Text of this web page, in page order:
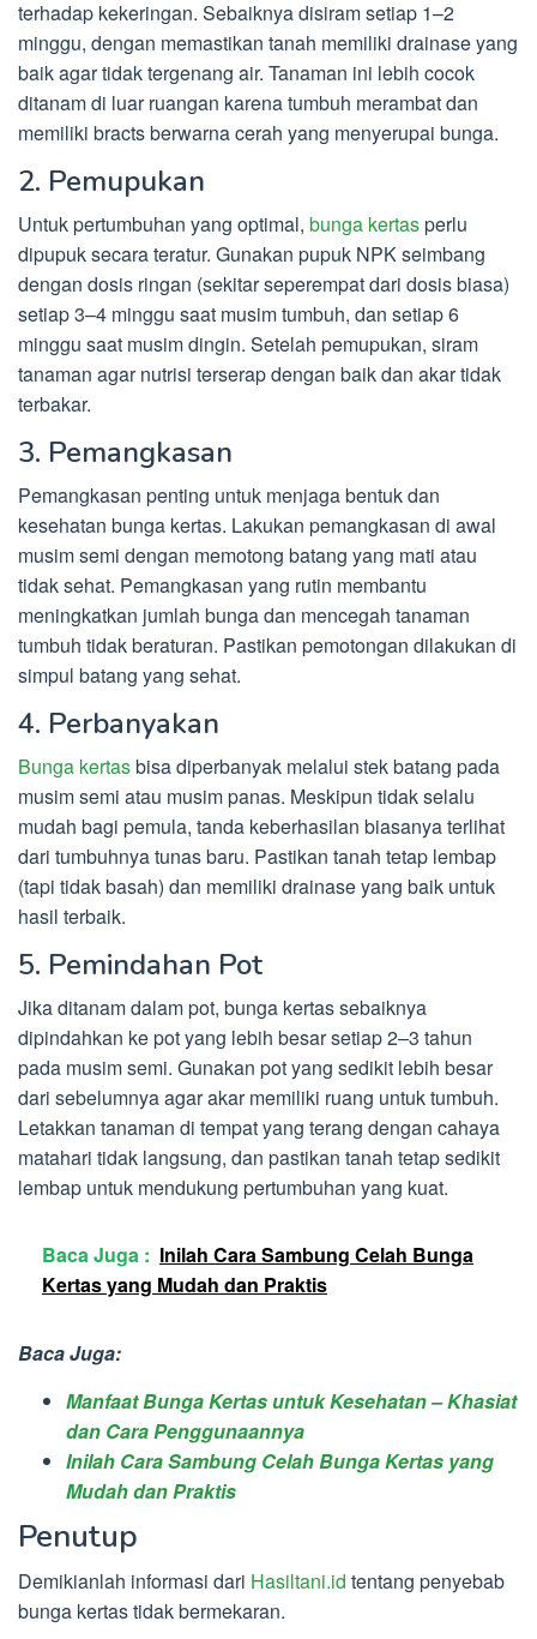
terhadap kekeringan. Sebaiknya disiram setiap 1–2
minggu, dengan memastikan tanah memiliki drainase yang
baik agar tidak tergenang air. Tanaman ini lebih cocok
ditanam di luar ruangan karena tumbuh merambat dan
memiliki bracts berwarna cerah yang menyerupai bunga.
2. Pemupukan
Untuk pertumbuhan yang optimal, bunga kertasperlu
dipupuk secara teratur. Gunakan pupuk NPK seimbang
dengan dosis ringan (sekitar seperempat dari dosis biasa)
setiap 3–4 minggu saat musim tumbuh, dan setiap 6
minggu saat musim dingin. Setelah pemupukan, siram
tanaman agar nutrisi terserap dengan baik dan akar tidak
terbakar.
3. Pemangkasan
Pemangkasan penting untuk menjaga bentuk dan
kesehatan bunga kertas. Lakukan pemangkasan di awal
musim semi dengan memotong batang yang mati atau
tidak sehat. Pemangkasan yang rutin membantu
meningkatkan jumlah bunga dan mencegah tanaman
tumbuh tidak beraturan. Pastikan pemotongan dilakukan di
simpul batang yang sehat.
4. Perbanyakan
Bunga kertasbisa diperbanyak melalui stek batang pada
musim semi atau musim panas. Meskipun tidak selalu
mudah bagi pemula, tanda keberhasilan biasanya terlihat
dari tumbuhnya tunas baru. Pastikan tanah tetap lembap
(tapi tidak basah) dan memiliki drainase yang baik untuk
hasil terbaik.
5. Pemindahan Pot
Jika ditanam dalam pot, bunga kertas sebaiknya
dipindahkan ke pot yang lebih besar setiap 2–3 tahun
pada musim semi. Gunakan pot yang sedikit lebih besar
dari sebelumnya agar akar memiliki ruang untuk tumbuh.
Letakkan tanaman di tempat yang terang dengan cahaya
matahari tidak langsung, dan pastikan tanah tetap sedikit
lembap untuk mendukung pertumbuhan yang kuat.
Baca Juga : Inilah Cara Sambung Celah Bunga
Kertas yang Mudah dan Praktis
Baca Juga:
Manfaat Bunga Kertas untuk Kesehatan – Khasiat
dan Cara Penggunaannya
Inilah Cara Sambung Celah Bunga Kertas yang
Mudah dan Praktis
Penutup
Demikianlah informasi dari Hasiltani.id tentang penyebab
bunga kertas tidak bermekaran.